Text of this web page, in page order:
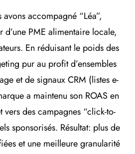
accompagné “Léa”,
PME alimentaire locale,
En réduisant le poids des
pur au profit d’ensembles
et de signaux CRM (listes e-
a maintenu son ROAS en
vers des campagnes “click-to-
sponsorisés. Résultat: plus de
et une meilleure granularité